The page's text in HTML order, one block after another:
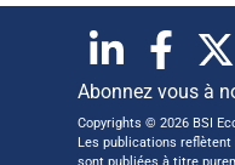
Abonnez vous à
Copyrights © 2026 BSI
Les publications